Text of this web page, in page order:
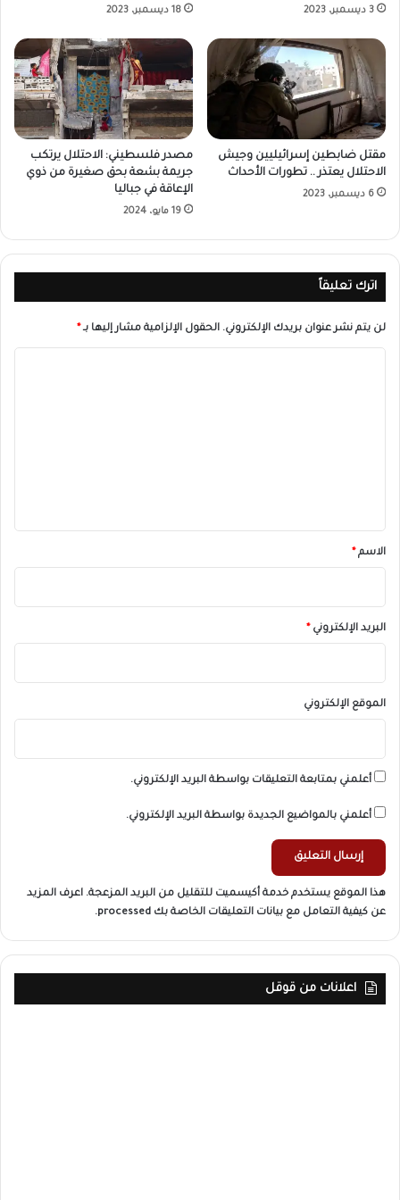
3 ديسمبر، 2023 18 ديسمبر، 2023
مقتل ضابطين إسرائيليين وجيش
الاحتلال يعتذر .. تطورات الأحداث
6 ديسمبر، 2023
مصدر فلسطيني: الاحتلال يرتكب
جريمة بشعة بحق صغيرة من ذوي
الإعاقة في جباليا
19 مايو، 2024
اترك تعليقاً
لن يتم نشر عنوان بريدك الإلكتروني. الحقول الإلزامية مشار إليها بـ*
*الاسم*
البريد الإلكتروني*
الموقع الإلكتروني
أعلمني بمتابعة التعليقات بواسطة البريد الإلكتروني.
أعلمني بالمواضيع الجديدة بواسطة البريد الإلكتروني.
هذا الموقع يستخدم خدمة أكيسميت للتقليل من البريد المزعجة. اعرف المزيد
عن كيفية التعامل مع بيانات التعليقات الخاصة بك processed
.
اعلانات من قوقل